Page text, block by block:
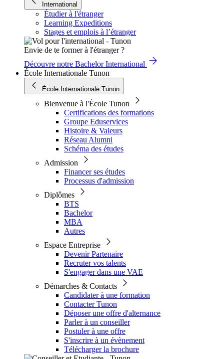
International
Étudier à l'étranger
Learning Expeditions
Stages et emplois à l’étranger
Envie de te former à l'étranger ?
Découvre notre Bachelor International
École Internationale Tunon
École Internationale Tunon
Bienvenue à l'École Tunon
Certifications des formations
Groupe Eduservices
Histoire & Valeurs
Réseau Alumni
Schéma des études
Admission
Financer ses études
Processus d'admission
Diplômes
BTS
Bachelor
MBA
Autres
Espace Entreprise
Devenir Partenaire
Recruter vos talents
S'engager dans une VAE
Démarches & Contacts
Candidater à une formation
Contacter Tunon
Déposer une offre d'alternance
Parler à un conseiller
Postuler à une offre
S'inscrire à un évènement
Télécharger la brochure